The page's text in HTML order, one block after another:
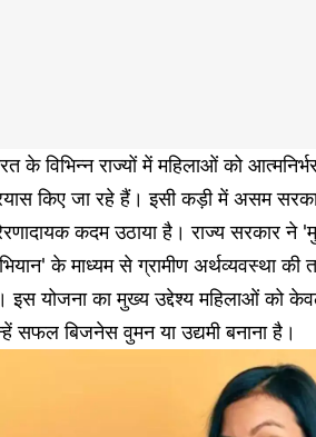
के विभिन्न राज्यों में महिलाओं को
किए जा रहे हैं। इसी कड़ी में असम
कदम उठाया है। राज्य सरकार ने
के माध्यम से ग्रामीण अर्थव्यवस्था की
इस योजना का मुख्य उद्देश्य महिलाओं को
सफल बिजनेस वुमन या उद्यमी बनाना है।